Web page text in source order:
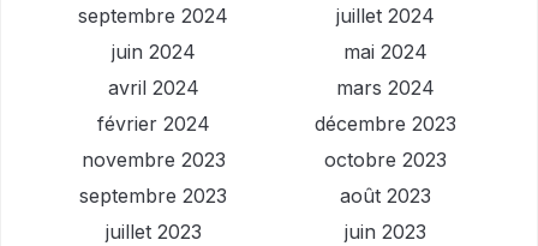
septembre 2024
juillet 2024
juin 2024
mai 2024
avril 2024
mars 2024
février 2024
décembre 2023
novembre 2023
octobre 2023
septembre 2023
août 2023
juillet 2023
juin 2023